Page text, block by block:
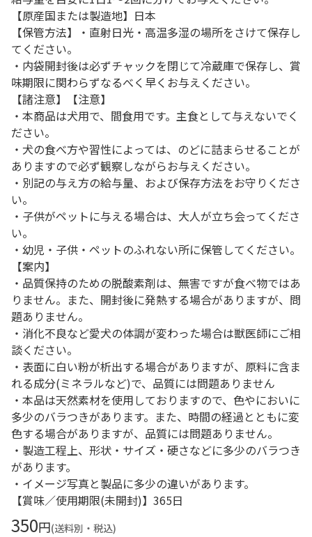
【原産国または製造地】日本
【保管方法】・直射日光・高温多湿の場所をさけて保存し
てください。
・内袋開封後は必ずチャックを閉じて冷蔵庫で保存し、賞
味期限に関わらずなるべく早くお与えください。
【諸注意】【注意】
・本商品は犬用で、間食用です。主食として与えないでく
ださい。
・犬の食べ方や習性によっては、のどに詰まらせることが
ありますので必ず観察しながらお与えください。
・別記の与え方の給与量、および保存方法をお守りくださ
い。
・子供がペットに与える場合は、大人が立ち会ってくださ
い。
・幼児・子供・ペットのふれない所に保管してください。
【案内】
・品質保持のための脱酸素剤は、無害ですが食べ物ではあ
りません。また、開封後に発熱する場合がありますが、問
題ありません。
・消化不良など愛犬の体調が変わった場合は獣医師にご相
談ください。
・表面に白い粉が析出する場合がありますが、原料に含ま
れる成分(ミネラルなど)で、品質には問題ありません
・本品は天然素材を使用しておりますので、色やにおいに
多少のバラつきがあります。また、時間の経過とともに変
色する場合がありますが、品質には問題ありません。
・製造工程上、形状・サイズ・硬さなどに多少のバラつき
があります。
・イメージ写真と製品に多少の違いがあります。
【賞味／使用期限(未開封)】365日
350円(送料別・税込)